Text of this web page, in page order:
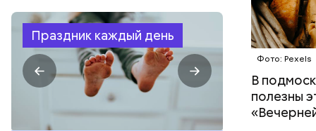
Праздник каждый день
Фото: Pexels
В
полезны